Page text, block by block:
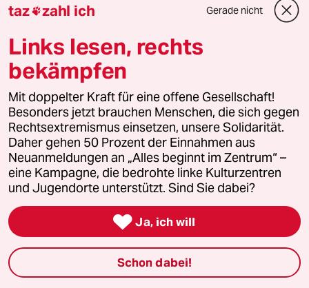
6 Was tun gegen den Energiewende-Rollback?
taz
Folgen Sie uns
Ressorts
Politik
Öko
taz zahl ich Gerade nicht
Links lesen, rechts
bekämpfen
Mit doppelter Kraft für eine offene Gesellschaft!
Besonders jetzt brauchen Menschen, die sich gegen
Rechtsextremismus einsetzen, unsere Solidarität.
Daher gehen 50 Prozent der Einnahmen aus
Neuanmeldungen an „Alles beginnt im Zentrum“ –
eine Kampagne, die bedrohte linke Kulturzentren
und Jugendorte unterstützt. Sind Sie dabei?
 Ja, ich will
Schon dabei!